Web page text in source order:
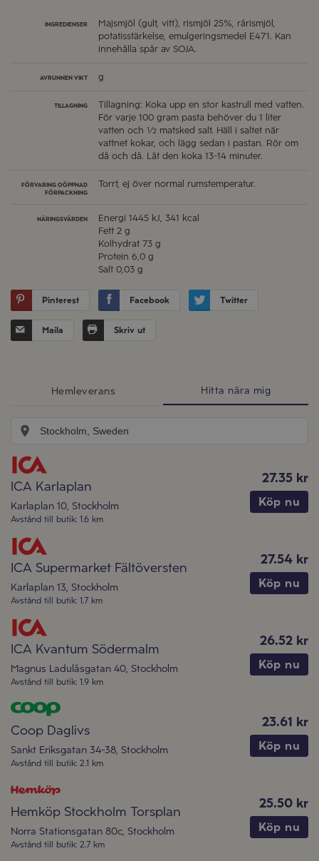
INGREDIENSER
Majsmjöl (gult, vitt), rismjöl 25%, rårismjöl,
potatisstärkelse, emulgeringsmedel E471. Kan
innehålla spår av SOJA.
AVRUNNEN VIKT g
TILLAGNING
Tillagning: Koka upp en stor kastrull med vatten.
För varje 100 gram pasta behöver du 1 liter
vatten och ½ matsked salt. Häll i saltet när
vattnet kokar, och lägg sedan i pastan. Rör om
då och då. Låt den koka 13-14 minuter.
FÖRVARING OÖPPNAD
FÖRPACKNING
Torrt, ej över normal rumstemperatur.
NÄRINGSVÄRDEN Energi 1445 kJ, 341 kcal
Fett 2 g
Kolhydrat 73 g
Protein 6,0 g
Salt 0,03 g
Pinterest Facebook Twitter
Maila Skriv ut
Hemleverans Hitta nära mig
ICA Karlaplan
Karlaplan 10, Stockholm
Avstånd till butik: 1.6 km
27.35 kr
Köp nu
ICA Supermarket Fältöversten
Karlaplan 13, Stockholm
Avstånd till butik: 1.7 km
27.54 kr
Köp nu
ICA Kvantum Södermalm
Magnus Ladulåsgatan 40, Stockholm
Avstånd till butik: 1.9 km
26.52 kr
Köp nu
Coop Daglivs
Sankt Eriksgatan 34-38, Stockholm
Avstånd till butik: 2.1 km
23.61 kr
Köp nu
Hemköp Stockholm Torsplan
Norra Stationsgatan 80c, Stockholm
Avstånd till butik: 2.7 km
25.50 kr
Köp nu